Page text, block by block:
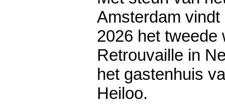
Amsterdam
2026 het tweede
Retrouvaille in
het gastenhuis
Heiloo.